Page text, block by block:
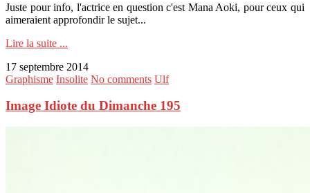
Juste pour info, l'actrice en question c'est Mana Aoki, pour ceux qui
aimeraient approfondir le sujet...
Lire la suite ...
17 septembre 2014
Graphisme Insolite No comments Ulf
Image Idiote du Dimanche 195